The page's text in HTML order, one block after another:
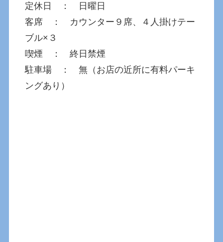
定休日 ： 日曜日
客席 ： カウンター９席、４人掛けテー
ブル×３
喫煙 ： 終日禁煙
駐車場 ： 無（お店の近所に有料パーキ
ングあり）